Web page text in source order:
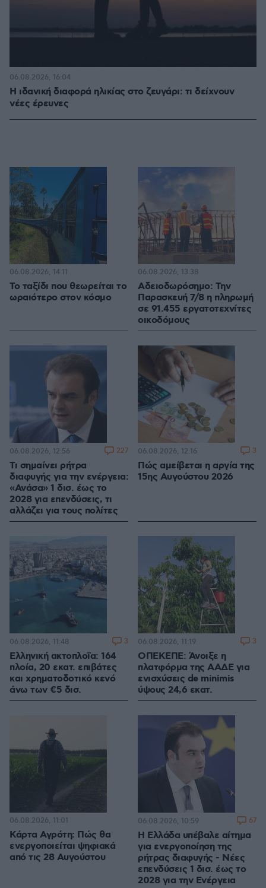
Η ιδανική διαφορά ηλικίας στο ζευγάρι: τι δείχνουν
νέες έρευνες
06.08.2026, 16:04
Το ταξίδι που θεωρείται το
ωραιότερο στον κόσμο
06.08.2026, 14:11
Αδειοδωρόσημο: Την
Παρασκευή 7/8 η πληρωμή
σε 91.455 εργατοτεχνίτες
οικοδόμους
06.08.2026, 13:38
Τι σημαίνει ρήτρα
διαφυγής για την ενέργεια:
«Ανάσα» 1 δισ. έως το
2028 για επενδύσεις, τι
αλλάζει για τους πολίτες
06.08.2026, 12:56 227
Πώς αμείβεται η αργία της
15ης Αυγούστου 2026
06.08.2026, 12:16 3
Ελληνική ακτοπλοΐα: 164
πλοία, 20 εκατ. επιβάτες
και χρηματοδοτικό κενό
άνω των €5 δισ.
06.08.2026, 11:48 3
ΟΠΕΚΕΠΕ: Άνοιξε η
πλατφόρμα της ΑΑΔΕ για
ενισχύσεις de minimis
ύψους 24,6 εκατ.
06.08.2026, 11:19 3
Κάρτα Αγρότη: Πώς θα
ενεργοποιείται ψηφιακά
από τις 28 Αυγούστου
06.08.2026, 11:01
Η Ελλάδα υπέβαλε αίτημα
για ενεργοποίηση της
ρήτρας διαφυγής - Νέες
επενδύσεις 1 δισ. έως το
2028 για την Ενέργεια
06.08.2026, 10:59 67